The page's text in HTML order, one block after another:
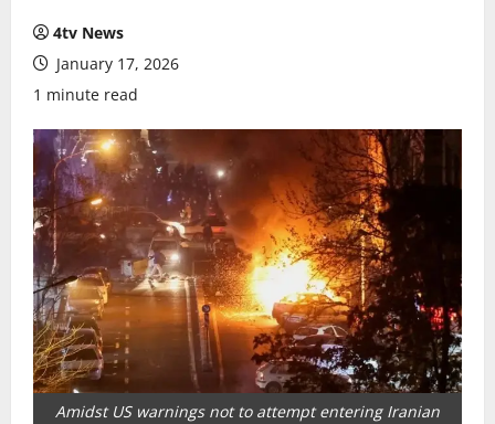
4tv News
January 17, 2026
1 minute read
Amidst US warnings not to attempt entering Iranian